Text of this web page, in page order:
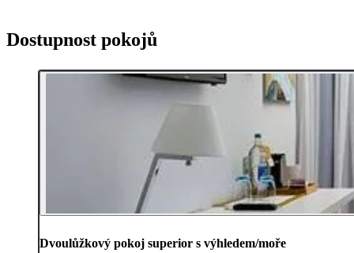
Dostupnost pokojů
Dvoulůžkový pokoj superior s výhledem/moře